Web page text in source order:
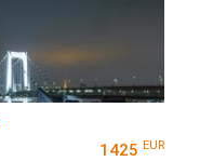
1425 EUR